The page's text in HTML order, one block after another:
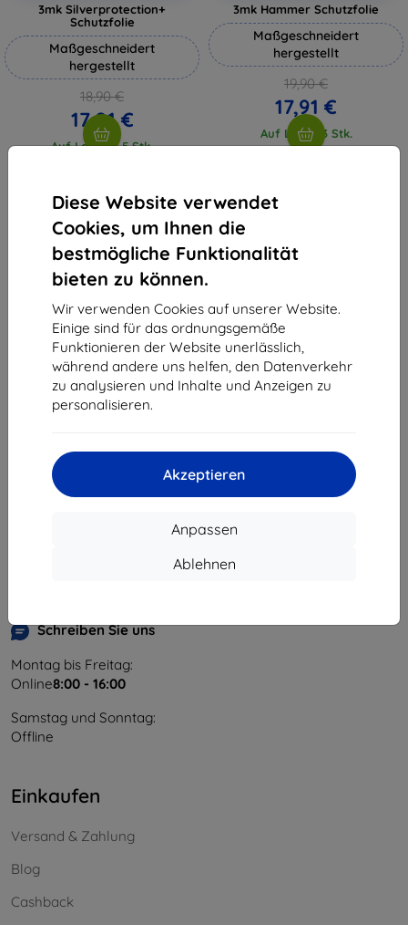
Diese Website verwendet
Cookies, um Ihnen die
bestmögliche Funktionalität
bieten zu können.
Wir verwenden Cookies auf unserer Website.
Einige sind für das ordnungsgemäße
Funktionieren der Website unerlässlich,
während andere uns helfen, den Datenverkehr
zu analysieren und Inhalte und Anzeigen zu
personalisieren.
Akzeptieren
Anpassen
Ablehnen
3mk Silverprotection+
Schutzfolie
Maßgeschneidert
hergestellt
18,90 €
17,01 €
Auf Lager > 5 Stk.
3mk Hammer Schutzfolie
Maßgeschneidert
hergestellt
19,90 €
17,91 €
Auf Lager 3 Stk.
vom ganzen
Shield-Sk s.r.o.
Unternehmens-ID:
46701494
USt-IdNr.:SK2023549671
Schreiben Sie uns
Montag bis Freitag:
Online8:00 - 16:00
Samstag und Sonntag:
Offline
Einkaufen
Versand & Zahlung
Blog
Cashback